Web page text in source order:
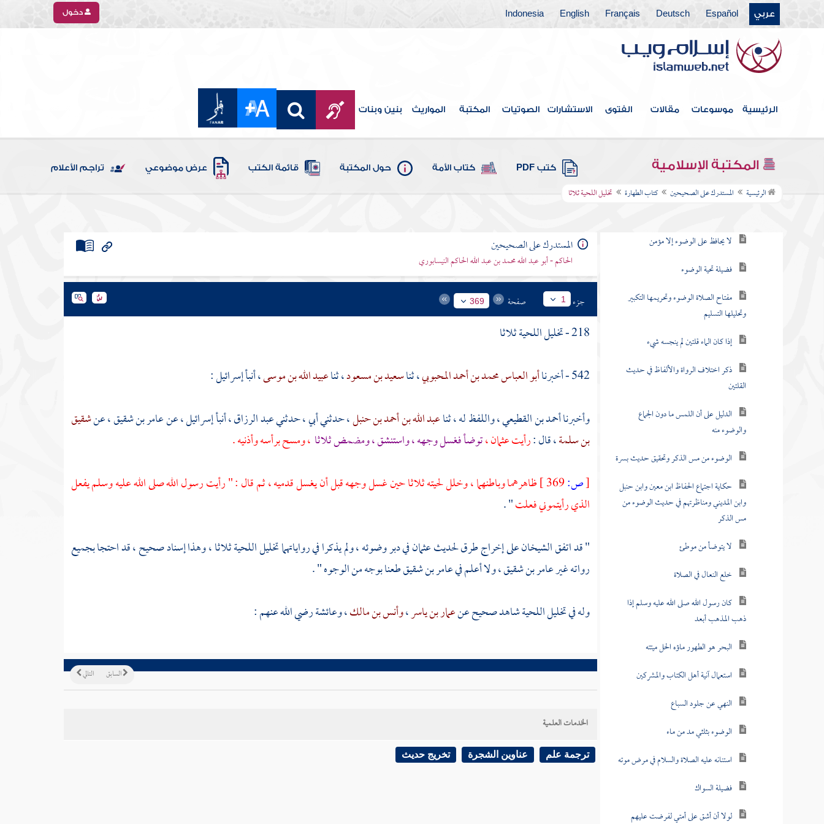
عربي Español
Deutsch
Français
English
Indonesia دخول
الرئيسية موسوعات مقالات الفتوى الاستشارات الصوتيات المكتبة المواريث بنين وبنات
المكتبة الإسلامية كتب PDF كتاب الأمة حول المكتبة قائمة الكتب عرض موضوعي تراجم الأعلام
الرئيسية المستدرك على الصحيحين كتاب الطهارة تخليل اللحية ثلاثا
فهرس الكتاب
مقدمة المؤلف
كتاب الإيمان
كتاب العلم
كتاب الطهارة
لا يحافظ على الوضوء إلا مؤمن
فضيلة تحية الوضوء
مفتاح الصلاة الوضوء وتحريمها التكبير
وتحليلها التسليم
إذا كان الماء قلتين لم ينجسه شيء
ذكر اختلاف الرواة والألفاظ في حديث
القلتين
الدليل على أن اللمس ما دون الجماع
والوضوء منه
الوضوء من مس الذكر وتحقيق حديث بسرة
حكاية اجتماع الحفاظ ابن معين وابن حنبل
وابن المديني ومناظرتهم في حديث الوضوء من
مس الذكر
لا يتوضأ من موطئ
خلع النعال في الصلاة
كان رسول الله صلى الله عليه وسلم إذا
ذهب المذهب أبعد
البحر هو الطهور ماؤه الحل ميتته
استعمال آنية أهل الكتاب والمشركين
النهي عن جلود السباع
الوضوء بثلثي مد من ماء
استنانه عليه الصلاة والسلام في مرض موته
فضيلة السواك
لولا أن أشق على أمتي لفرضت عليهم
المستدرك على الصحيحين
الحاكم - أبو عبد الله محمد بن عبد الله الحاكم النيسابوري
جزء 1 صفحة 369
218 - تخليل اللحية ثلاثا
542 - أخبرنا
أبو العباس محمد بن أحمد المحبوبي، ثناسعيد بن مسعود، ثناعبيد الله بن موسى، أنبأإسرائيل:
وأخبرناأحمد بن القطيعي، واللفظ له ، ثناعبد الله بن أحمد بن حنبل، حدثني أبي ، حدثنيعبد الرزاق، أنبأإسرائيل، عنعامر بن شقيق، عنشقيق
بن سلمة، قال :رأيتعثمان،توضأ فغسل وجهه ، واستنشق ، ومضمض ثلاثا ، ومسح برأسه وأذنيه .
[ص:369 ]
ظاهرهما وباطنهما ، وخلل لحيته ثلاثا حين غسل وجهه قبل أن يغسل قدميه ، ثم قال : " رأيت رسول الله صلى الله عليه وسلم يفعل
الذي رأيتموني فعلت" .
" قد اتفق الشيخان على إخراج طرق لحديثعثمانفي دبر وضوئه ، ولم يذكرا في رواياتهما تخليل اللحية ثلاثا ، وهذا إسناد صحيح ، قد احتجا بجميع
رواته غيرعامر بن شقيق، ولا أعلم فيعامر بن شقيقطعنا بوجه من الوجوه " .
وله في تخليل اللحية شاهد صحيح عنعمار بن ياسر،وأنس بن مالك،وعائشةرضي الله عنهم :
التالي السابق
الخدمات العلمية
ترجمة علم عناوين الشجرة تخريج حديث